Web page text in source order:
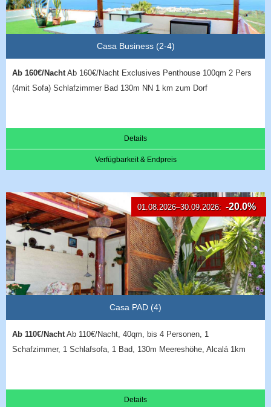
Casa Business (2-4)
Ab 160€/Nacht Ab 160€/Nacht Exclusives Penthouse 100qm 2 Pers
(4mit Sofa) Schlafzimmer Bad 130m NN 1 km zum Dorf
Details
Verfügbarkeit & Endpreis
01.08.2026–30.09.2026: -20.0%
Casa PAD (4)
Ab 110€/Nacht Ab 110€/Nacht, 40qm, bis 4 Personen, 1
Schafzimmer, 1 Schlafsofa, 1 Bad, 130m Meereshöhe, Alcalá 1km
Details